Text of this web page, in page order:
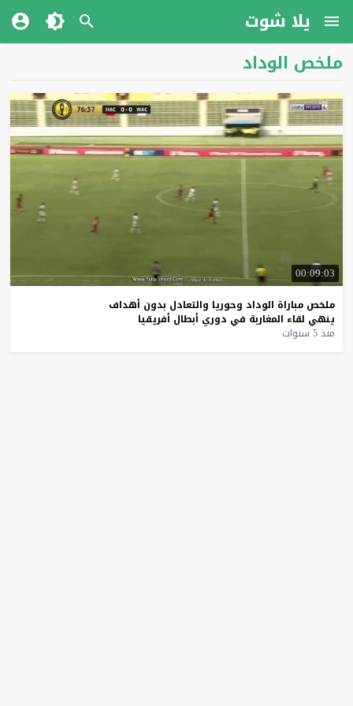
يلا شوت
ملخص الوداد
00:09:03
ملخص مباراة الوداد وحوريا والتعادل بدون أهداف
ينهي لقاء المغاربة في دوري أبطال أفريقيا
منذ 5 سنوات